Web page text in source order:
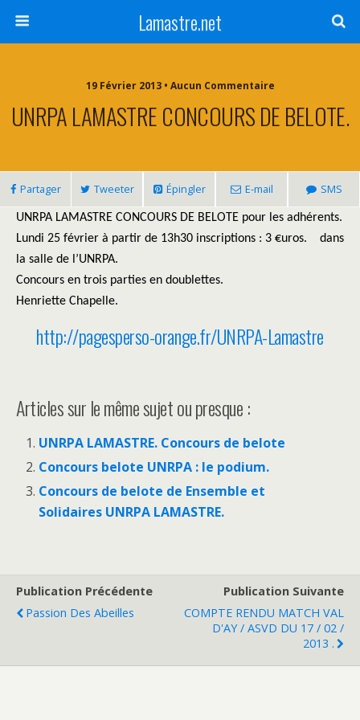
Lamastre.net
19 Février 2013 • Aucun Commentaire
UNRPA LAMASTRE CONCOURS DE BELOTE.
Partager Tweeter Épingler E-mail SMS
UNRPA LAMASTRE CONCOURS DE BELOTE pour les adhérents.
Lundi 25 février à partir de 13h30 inscriptions : 3 €uros. dans
la salle de l’UNRPA.
Concours en trois parties en doublettes.
Henriette Chapelle.
http://pagesperso-orange.fr/UNRPA-Lamastre
Articles sur le même sujet ou presque :
UNRPA LAMASTRE. Concours de belote
Concours belote UNRPA : le podium.
Concours de belote de Ensemble et
Solidaires UNRPA LAMASTRE.
Publication Précédente
Passion Des Abeilles
Publication Suivante
COMPTE RENDU MATCH VAL
D'AY / ASVD DU 17 / 02 /
2013 .